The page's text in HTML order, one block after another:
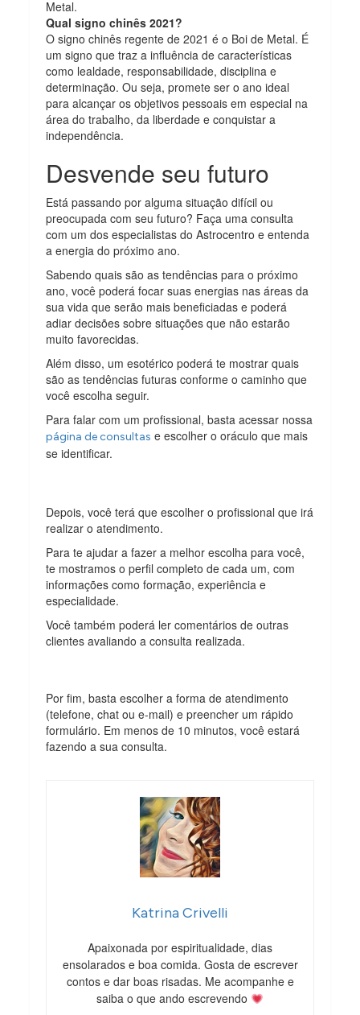
Metal.
Qual signo chinês 2021?
O signo chinês regente de 2021 é o Boi de Metal. É
um signo que traz a influência de características
como lealdade, responsabilidade, disciplina e
determinação. Ou seja, promete ser o ano ideal
para alcançar os objetivos pessoais em especial na
área do trabalho, da liberdade e conquistar a
independência.
Desvende seu futuro
Está passando por alguma situação difícil ou
preocupada com seu futuro? Faça uma consulta
com um dos especialistas do Astrocentro e entenda
a energia do próximo ano.
Sabendo quais são as tendências para o próximo
ano, você poderá focar suas energias nas áreas da
sua vida que serão mais beneficiadas e poderá
adiar decisões sobre situações que não estarão
muito favorecidas.
Além disso, um esotérico poderá te mostrar quais
são as tendências futuras conforme o caminho que
você escolha seguir.
Para falar com um profissional, basta acessar nossa
página de consultas e escolher o oráculo que mais
se identificar.
Depois, você terá que escolher o profissional que irá
realizar o atendimento.
Para te ajudar a fazer a melhor escolha para você,
te mostramos o perfil completo de cada um, com
informações como formação, experiência e
especialidade.
Você também poderá ler comentários de outras
clientes avaliando a consulta realizada.
Por fim, basta escolher a forma de atendimento
(telefone, chat ou e-mail) e preencher um rápido
formulário. Em menos de 10 minutos, você estará
fazendo a sua consulta.
Katrina Crivelli
Apaixonada por espiritualidade, dias
ensolarados e boa comida. Gosta de escrever
contos e dar boas risadas. Me acompanhe e
saiba o que ando escrevendo